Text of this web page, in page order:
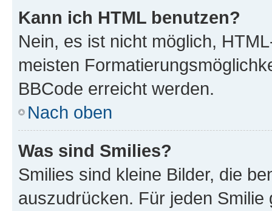
Kann ich HTML benutzen?
Nein, es ist nicht möglich,
meisten
BBCode erreicht werden.
Nach oben
Was sind Smilies?
Smilies sind kleine Bilder, die
auszudrücken. Für jeden